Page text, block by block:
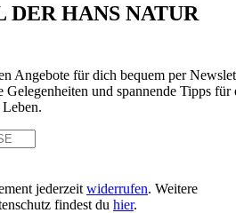
DER HANS NATUR
Angebote für dich bequem per
Gelegenheiten und spannende Tipps für
Leben.
jederzeit widerrufen. Weitere
findest du hier.